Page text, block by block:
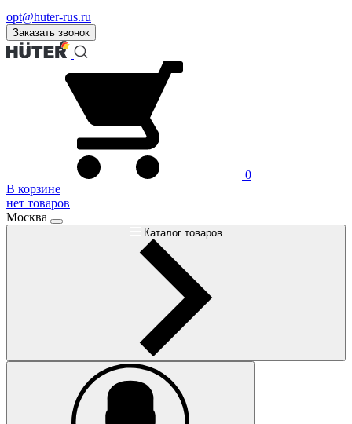
opt@huter-rus.ru
Заказать звонок
0
В корзине
нет товаров
Москва
Каталог товаров